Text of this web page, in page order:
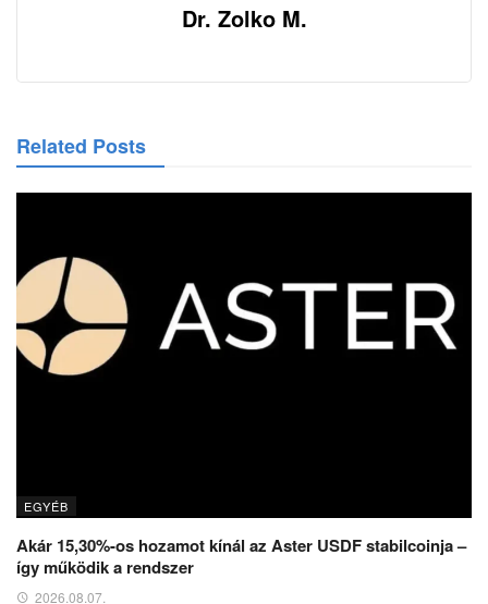
Dr. Zolko M.
Related Posts
EGYÉB
Akár 15,30%-os hozamot kínál az Aster USDF stabilcoinja –
így működik a rendszer
2026.08.07.